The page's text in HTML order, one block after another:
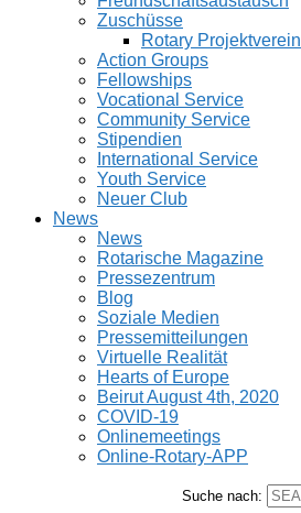
Zuschüsse
Rotary Projektverein
Action Groups
Fellowships
Vocational Service
Community Service
Stipendien
International Service
Youth Service
Neuer Club
News
News
Rotarische Magazine
Pressezentrum
Blog
Soziale Medien
Pressemitteilungen
Virtuelle Realität
Hearts of Europe
Beirut August 4th, 2020
COVID-19
Onlinemeetings
Online-Rotary-APP
Suche nach: